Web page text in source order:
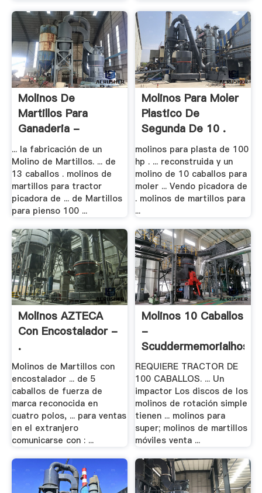
Molinos De
Martillos Para
Ganaderia -
Getsmill
... la fabricación de un
Molino de Martillos. ... de
13 caballos . molinos de
martillos para tractor
picadora de ... de Martillos
para pienso 100 ...
Molinos Para Moler
Plastico De
Segunda De 10 .
molinos para plasta de 100
hp . ... reconstruida y un
molino de 10 caballos para
moler ... Vendo picadora de
. molinos de martillos para
...
Molinos AZTECA
Con Encostalador -
.
Molinos de Martillos con
encostalador ... de 5
caballos de fuerza de
marca reconocida en
cuatro polos, ... para ventas
en el extranjero
comunicarse con : ...
Molinos 10 Caballos
-
REQUIERE TRACTOR DE
100 CABALLOS. ... Un
impactor Los discos de los
molinos de rotación simple
tienen ... molinos para
super; molinos de martillos
móviles venta ...